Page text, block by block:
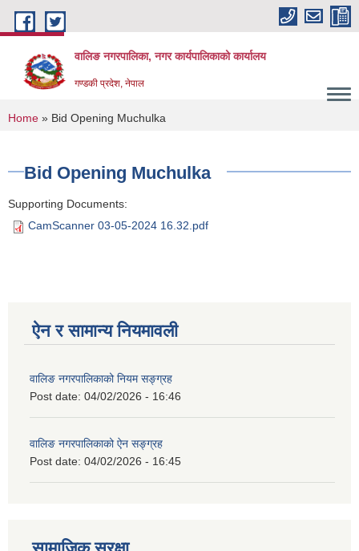
Skip to main content
वालिङ नगरपालिका, नगर कार्यपालिकाको कार्यालय
गण्डकी प्रदेश, नेपाल
You are here
Home » Bid Opening Muchulka
Bid Opening Muchulka
Supporting Documents:
CamScanner 03-05-2024 16.32.pdf
ऐन र सामान्य नियमावली
वालिङ नगरपालिकाको नियम सङ्ग्रह
Post date: 04/02/2026 - 16:46
वालिङ नगरपालिकाको ऐन सङ्ग्रह
Post date: 04/02/2026 - 16:45